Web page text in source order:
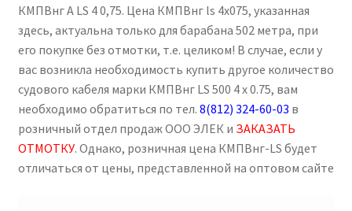
КМПВнг А LS 4 0,75. Цена КМПВнг ls 4х075, указанная
здесь, актуальна только для барабана 502 метра, при
его покупке без отмотки, т.е. целиком! В случае, если у
вас возникла необходимость купить другое количество
судового кабеля марки КМПВнг LS 500 4 х 0.75, вам
необходимо обратиться по тел. 8(812) 324-60-03 в
розничный отдел продаж ООО ЭЛЕК и ЗАКАЗАТЬ
ОТМОТКУ. Однако, розничная цена КМПВнг-LS будет
отличаться от цены, представленной на оптовом сайте